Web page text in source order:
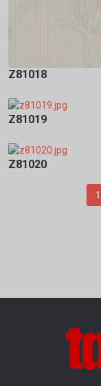
Z81018
Z81019
Z81020
1